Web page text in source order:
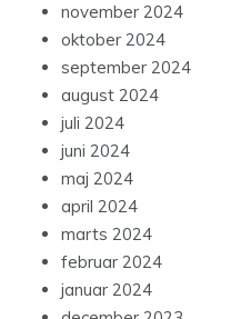
november 2024
oktober 2024
september 2024
august 2024
juli 2024
juni 2024
maj 2024
april 2024
marts 2024
februar 2024
januar 2024